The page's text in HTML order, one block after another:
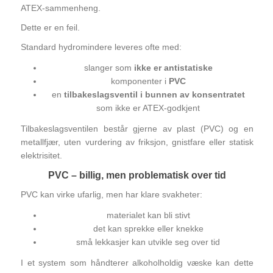
ATEX‑sammenheng.
Dette er en feil.
Standard hydromindere leveres ofte med:
slanger som ikke er antistatiske
komponenter i PVC
en tilbakeslagsventil i bunnen av konsentratet
som ikke er ATEX‑godkjent
Tilbakeslagsventilen består gjerne av plast (PVC) og en
metallfjær, uten vurdering av friksjon, gnistfare eller statisk
elektrisitet.
PVC – billig, men problematisk over tid
PVC kan virke ufarlig, men har klare svakheter:
materialet kan bli stivt
det kan sprekke eller knekke
små lekkasjer kan utvikle seg over tid
I et system som håndterer alkoholholdig væske kan dette